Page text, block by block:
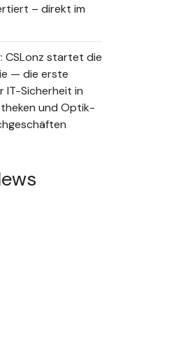
– direkt im
CSLonz startet die
— die erste
IT-Sicherheit in
und Optik-